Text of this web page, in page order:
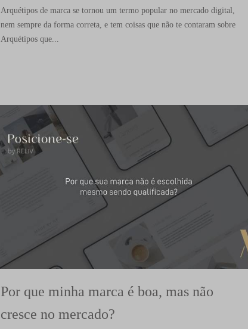
Arquétipos de marca se tornou um termo popular no mercado digital,
nem sempre da forma correta, e tem coisas que não te contaram sobre
Arquétipos que...
Por que minha marca é boa, mas não
cresce no mercado?